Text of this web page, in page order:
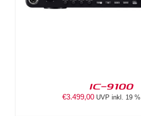
IC-9100
€3.499,00 UVP inkl. 19